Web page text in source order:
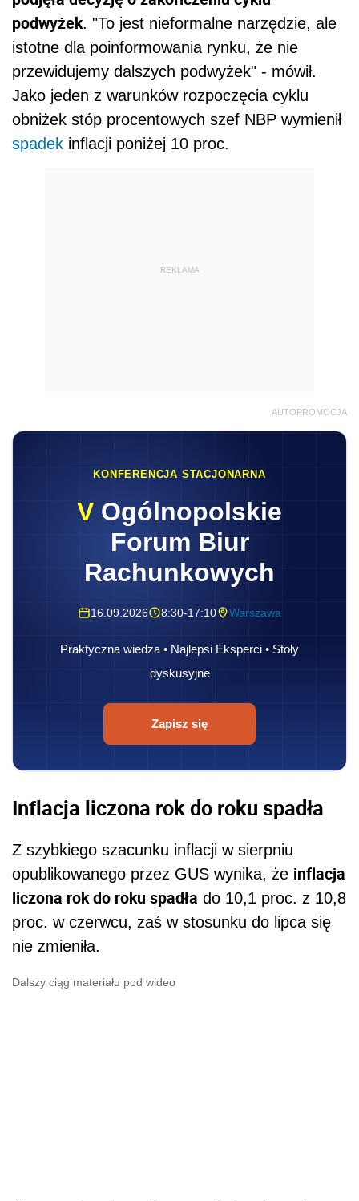
podwyżek. "To jest nieformalne narzędzie, ale
istotne dla poinformowania rynku, że nie
przewidujemy dalszych podwyżek" - mówił.
Jako jeden z warunków rozpoczęcia cyklu
obniżek stóp procentowych szef NBP wymienił
spadek inflacji poniżej 10 proc.
REKLAMA
AUTOPROMOCJA
KONFERENCJA STACJONARNA
V Ogólnopolskie
Forum Biur
Rachunkowych
16.09.2026 8:30-17:10 Warszawa
Praktyczna wiedza • Najlepsi Eksperci • Stoły
dyskusyjne
Zapisz się
Inflacja liczona rok do roku spadła
Z szybkiego szacunku inflacji w sierpniu
opublikowanego przez GUS wynika, że inflacja
liczona rok do roku spadła do 10,1 proc. z 10,8
proc. w czerwcu, zaś w stosunku do lipca się
nie zmieniła.
Dalszy ciąg materiału pod wideo